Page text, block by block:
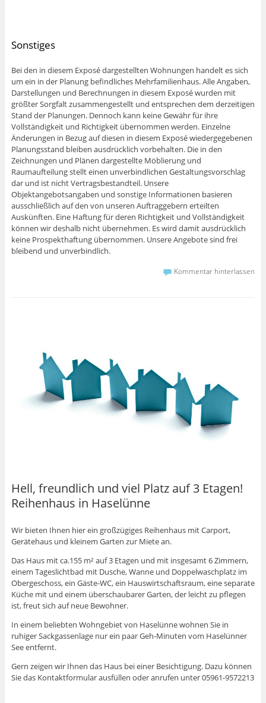
Sonstiges
Bei den in diesem Exposé dargestellten Wohnungen handelt es sich
um ein in der Planung befindliches Mehrfamilienhaus. Alle Angaben,
Darstellungen und Berechnungen in diesem Exposé wurden mit
größter Sorgfalt zusammengestellt und entsprechen dem derzeitigen
Stand der Planungen. Dennoch kann keine Gewähr für ihre
Vollständigkeit und Richtigkeit übernommen werden. Einzelne
Änderungen in Bezug auf diesen in diesem Exposé wiedergegebenen
Planungsstand bleiben ausdrücklich vorbehalten. Die in den
Zeichnungen und Plänen dargestellte Möblierung und
Raumaufteilung stellt einen unverbindlichen Gestaltungsvorschlag
dar und ist nicht Vertragsbestandteil. Unsere
Objektangebotsangaben und sonstige Informationen basieren
ausschließlich auf den von unseren Auftraggebern erteilten
Auskünften. Eine Haftung für deren Richtigkeit und Vollständigkeit
können wir deshalb nicht übernehmen. Es wird damit ausdrücklich
keine Prospekthaftung übernommen. Unsere Angebote sind frei
bleibend und unverbindlich.
Kommentar hinterlassen
Hell, freundlich und viel Platz auf 3 Etagen!
Reihenhaus in Haselünne
Wir bieten Ihnen hier ein großzügiges Reihenhaus mit Carport,
Gerätehaus und kleinem Garten zur Miete an.
Das Haus mit ca.155 m² auf 3 Etagen und mit insgesamt 6 Zimmern,
einem Tageslichtbad mit Dusche, Wanne und Doppelwaschplatz im
Obergeschoss, ein Gäste-WC, ein Hauswirtschaftsraum, eine separate
Küche mit und einem überschaubarer Garten, der leicht zu pflegen
ist, freut sich auf neue Bewohner.
In einem beliebten Wohngebiet von Haselünne wohnen Sie in
ruhiger Sackgassenlage nur ein paar Geh-Minuten vom Haselünner
See entfernt.
Gern zeigen wir Ihnen das Haus bei einer Besichtigung. Dazu können
Sie das Kontaktformular ausfüllen oder anrufen unter 05961-9572213